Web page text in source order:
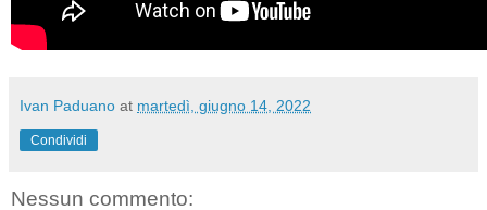
Ivan Paduano at martedì, giugno 14, 2022
Condividi
Nessun commento: